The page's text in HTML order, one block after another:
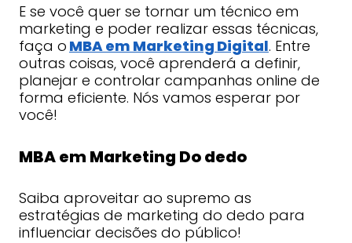
E se você quer se tornar um técnico em
marketing e poder realizar essas técnicas,
faça o MBA em Marketing Digital. Entre
outras coisas, você aprenderá a definir,
planejar e controlar campanhas online de
forma eficiente. Nós vamos esperar por
você!
MBA em Marketing Do dedo
Saiba aproveitar ao supremo as
estratégias de marketing do dedo para
influenciar decisões do público!